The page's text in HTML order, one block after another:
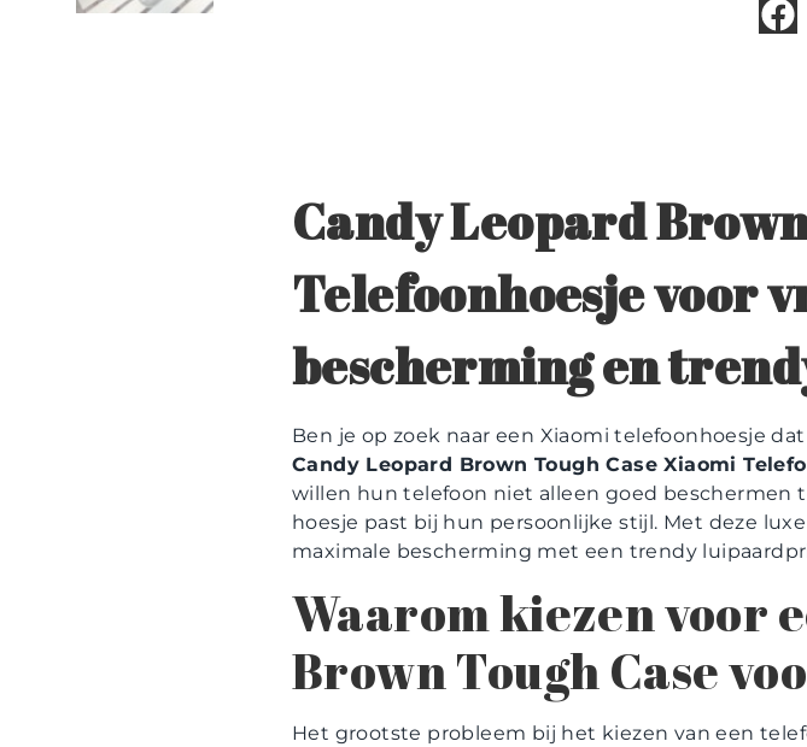
Candy Leopard
Telefoonhoesje voor
bescherming en
Ben je op zoek naar een Xiaomi telefoonhoesje
Candy Leopard Brown Tough Case Xiaomi
willen hun telefoon niet alleen goed beschermen
hoesje past bij hun persoonlijke stijl. Met deze
maximale bescherming met een trendy
Waarom kiezen voor
Brown Tough Case
Het grootste probleem bij het kiezen van een